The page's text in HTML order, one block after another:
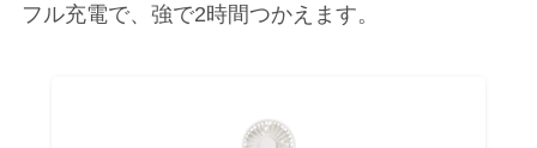
フル充電で、強で2時間つかえます。